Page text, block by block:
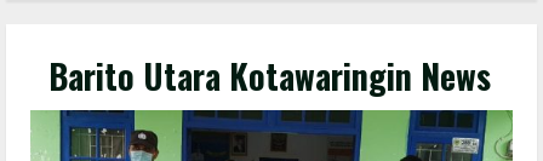
Barito Utara Kotawaringin News